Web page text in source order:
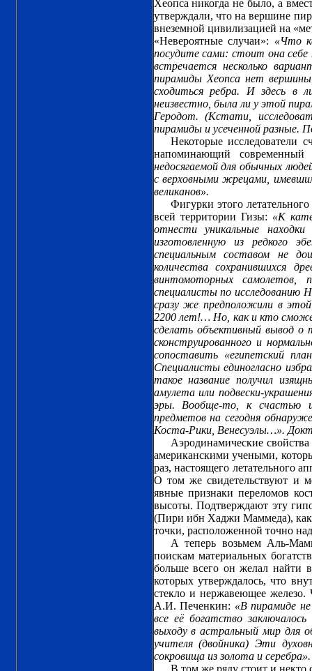
Хеопса никогда не было, а
утверждали, что на вершине
внеземной цивилизацией на
«Невероятные случаи»: «Что
посудите сами: стоит она
встречается несколько
пирамиды Хеопса нет
сходиться ребра. И здесь в
неизвестно, была ли у этой
Геродот. (Кстати,
пирамиды и усеченной разные.
Некоторые исследователи
напоминающий современный
недосягаемой для обычных
с верховными жрецами,
великанов».
Фигурки этого
всей территории Гизы: «К
отнести уникальные
изготовленную из редкого
специальным составом не
количества сохранившихся
винтомоторных самолетов,
специалисты по исследованию
сразу же предположили в этой
2200 лет!… Но, как и кто
сделать объективный вывод о
сконструированного и
сопоставить «египетский
Специалисты единогласно
такое название получил
амулета или подвески-
эры. Вообще-то, к счастью
предметов на сегодня
Коста-Рики, Венесуэлы…».
Аэродинамические
американскими учеными,
раз, настоящего летательного
О том же свидетельствуют и
явные признаки переломов
высоты. Подтверждают эту
(Пири ибн Хаджи Маммеда), как
точки, расположенной точно
А теперь возьмем Аль-
поискам материальных
больше всего он желал найти
которых утверждалось, что
стекло и нержавеющее железо.
А.И. Печенкин: «В пирамиде
все её богатство
выходу в астральный мир для
учителя (двойника) Эти
сокровища из золота и серебра».
В том же ряду стоит и